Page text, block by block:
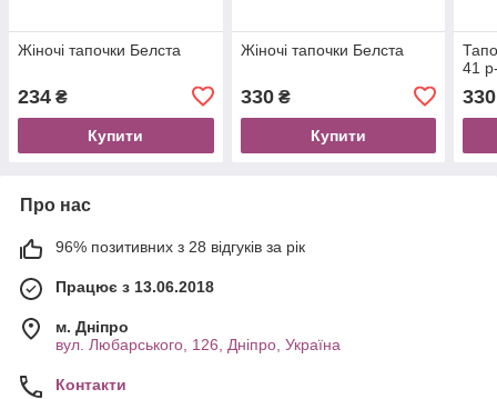
Жіночі тапочки Белста
234 ₴
Купити
Жіночі тапочки Белста
330₴
Купити
41
330
Про нас
96% позитивних з 28 відгуків за рік
Працює з 13.06.2018
м. Дніпро
вул. Любарського, 126, Дніпро, Україна
Контакти